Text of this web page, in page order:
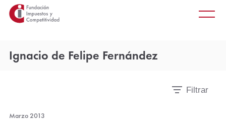
Saltar
principal
Principal
Ignacio de Felipe Fernández
Mostrar
Filtrar
Marzo 2013